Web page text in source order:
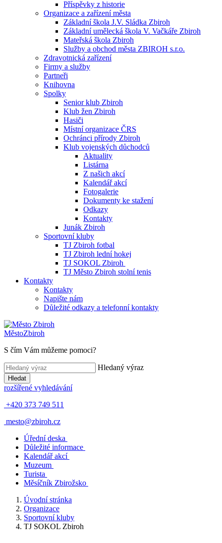
Příspěvky z historie
Organizace a zařízení města
Základní škola J.V. Sládka Zbiroh
Základní umělecká škola V. Vačkáře Zbiroh
Mateřská škola Zbiroh
Služby a obchod města ZBIROH s.r.o.
Zdravotnická zařízení
Firmy a služby
Partneři
Knihovna
Spolky
Senior klub Zbiroh
Klub žen Zbiroh
Hasiči
Místní organizace ČRS
Ochránci přírody Zbiroh
Klub vojenských důchodců
Aktuality
Listárna
Z našich akcí
Kalendář akcí
Fotogalerie
Dokumenty ke stažení
Odkazy
Kontakty
Junák Zbiroh
Sportovní kluby
TJ Zbiroh fotbal
TJ Zbiroh lední hokej
TJ SOKOL Zbiroh
TJ Město Zbiroh stolní tenis
Kontakty
Kontakty
Napište nám
Důležité odkazy a telefonní kontakty
MěstoZbiroh
S čím Vám můžeme pomoci?
Hledaný výraz
Hledat
rozšířené vyhledávání
+420 373 749 511
mesto@zbiroh.cz
Úřední deska
Důležité informace
Kalendář akcí
Muzeum
Turista
Měsíčník Zbirožsko
Úvodní stránka
Organizace
Sportovní kluby
TJ SOKOL Zbiroh